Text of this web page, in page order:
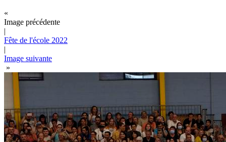
«
Image précédente
|
Fête de l'école 2022
|
Image suivante
»